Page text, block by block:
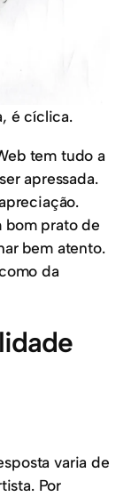
é cíclica.
tem tudo a
apressada.
bom prato de
bem atento.
da
varia de
Por